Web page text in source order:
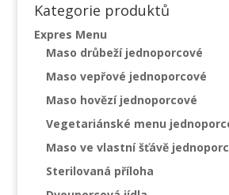
Kategorie produktů
Expres Menu
Maso drůbeží jednoporcové
Maso vepřové jednoporcové
Maso hovězí jednoporcové
Vegetariánské menu
Maso ve vlastní šťávě
Sterilovaná příloha